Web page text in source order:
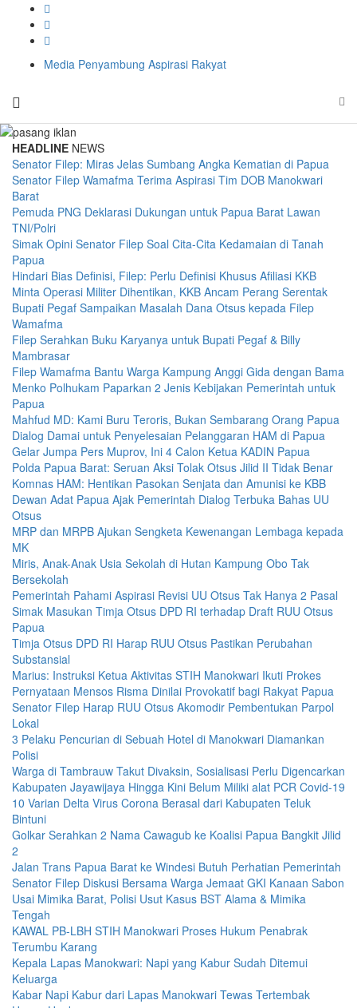
Media Penyambung Aspirasi Rakyat
HEADLINE NEWS
Senator Filep: Miras Jelas Sumbang Angka Kematian di Papua
Senator Filep Wamafma Terima Aspirasi Tim DOB Manokwari
Barat
Pemuda PNG Deklarasi Dukungan untuk Papua Barat Lawan
TNI/Polri
Simak Opini Senator Filep Soal Cita-Cita Kedamaian di Tanah
Papua
Hindari Bias Definisi, Filep: Perlu Definisi Khusus Afiliasi KKB
Minta Operasi Militer Dihentikan, KKB Ancam Perang Serentak
Bupati Pegaf Sampaikan Masalah Dana Otsus kepada Filep
Wamafma
Filep Serahkan Buku Karyanya untuk Bupati Pegaf & Billy
Mambrasar
Filep Wamafma Bantu Warga Kampung Anggi Gida dengan Bama
Menko Polhukam Paparkan 2 Jenis Kebijakan Pemerintah untuk
Papua
Mahfud MD: Kami Buru Teroris, Bukan Sembarang Orang Papua
Dialog Damai untuk Penyelesaian Pelanggaran HAM di Papua
Gelar Jumpa Pers Muprov, Ini 4 Calon Ketua KADIN Papua
Polda Papua Barat: Seruan Aksi Tolak Otsus Jilid II Tidak Benar
Komnas HAM: Hentikan Pasokan Senjata dan Amunisi ke KBB
Dewan Adat Papua Ajak Pemerintah Dialog Terbuka Bahas UU
Otsus
MRP dan MRPB Ajukan Sengketa Kewenangan Lembaga kepada
MK
Miris, Anak-Anak Usia Sekolah di Hutan Kampung Obo Tak
Bersekolah
Pemerintah Pahami Aspirasi Revisi UU Otsus Tak Hanya 2 Pasal
Simak Masukan Timja Otsus DPD RI terhadap Draft RUU Otsus
Papua
Timja Otsus DPD RI Harap RUU Otsus Pastikan Perubahan
Substansial
Marius: Instruksi Ketua Aktivitas STIH Manokwari Ikuti Prokes
Pernyataan Mensos Risma Dinilai Provokatif bagi Rakyat Papua
Senator Filep Harap RUU Otsus Akomodir Pembentukan Parpol
Lokal
3 Pelaku Pencurian di Sebuah Hotel di Manokwari Diamankan
Polisi
Warga di Tambrauw Takut Divaksin, Sosialisasi Perlu Digencarkan
Kabupaten Jayawijaya Hingga Kini Belum Miliki alat PCR Covid-19
10 Varian Delta Virus Corona Berasal dari Kabupaten Teluk
Bintuni
Golkar Serahkan 2 Nama Cawagub ke Koalisi Papua Bangkit Jilid
2
Jalan Trans Papua Barat ke Windesi Butuh Perhatian Pemerintah
Senator Filep Diskusi Bersama Warga Jemaat GKI Kanaan Sabon
Usai Mimika Barat, Polisi Usut Kasus BST Alama & Mimika
Tengah
KAWAL PB-LBH STIH Manokwari Proses Hukum Penabrak
Terumbu Karang
Kepala Lapas Manokwari: Napi yang Kabur Sudah Ditemui
Keluarga
Kabar Napi Kabur dari Lapas Manokwari Tewas Tertembak